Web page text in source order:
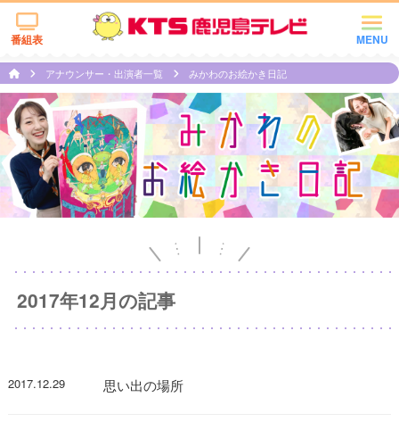
MENU
番組表
アナウンサー・出演者一覧 みかわのお絵かき日記
2017年12月の記事
2017.12.29 思い出の場所